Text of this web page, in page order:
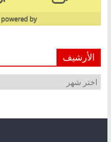
powered by
الأرشيف
الأرشيف